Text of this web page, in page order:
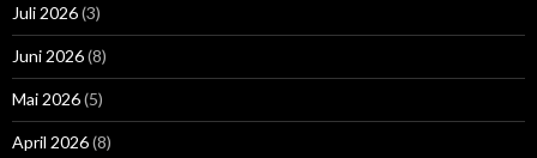
Juli 2026(3)
Juni 2026(8)
Mai 2026(5)
April 2026(8)